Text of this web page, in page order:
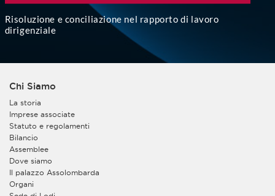
Risoluzione e conciliazione nel rapporto di lavoro
dirigenziale
Chi Siamo
La storia
Imprese associate
Statuto e regolamenti
Bilancio
Assemblee
Dove siamo
Il palazzo Assolombarda
Organi